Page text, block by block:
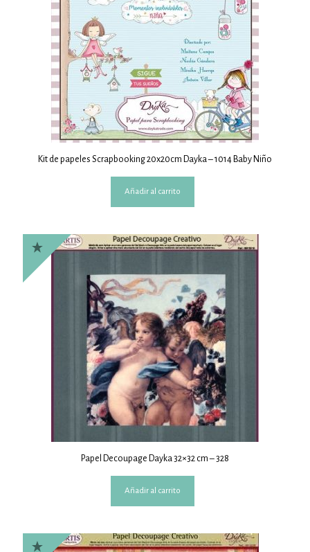
Kit de papeles Scrapbooking 20x20cm Dayka – 1014 Baby Niño
Añadir al carrito
Papel Decoupage Dayka 32×32 cm – 328
Añadir al carrito